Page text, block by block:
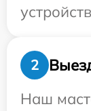
2
Наш